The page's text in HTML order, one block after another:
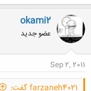
okami2
عضو جدید
Sep 2, 2011
farzaneh4021 گفت: